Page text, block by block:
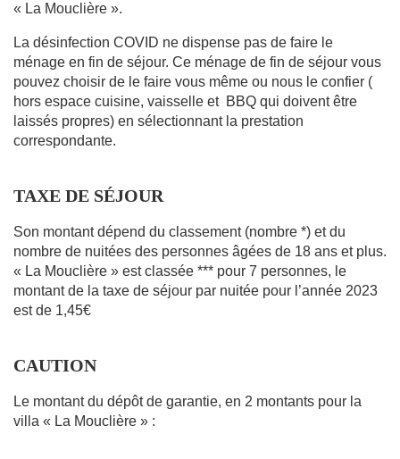
« La Mouclière ».
La désinfection COVID ne dispense pas de faire le
ménage en fin de séjour. Ce ménage de fin de séjour vous
pouvez choisir de le faire vous même ou nous le confier (
hors espace cuisine, vaisselle et BBQ qui doivent être
laissés propres) en sélectionnant la prestation
correspondante.
TAXE DE SÉJOUR
Son montant dépend du classement (nombre *) et du
nombre de nuitées des personnes âgées de 18 ans et plus.
« La Mouclière » est classée *** pour 7 personnes, le
montant de la taxe de séjour par nuitée pour l’année 2023
est de 1,45€
CAUTION
Le montant du dépôt de garantie, en 2 montants pour la
villa « La Mouclière » :